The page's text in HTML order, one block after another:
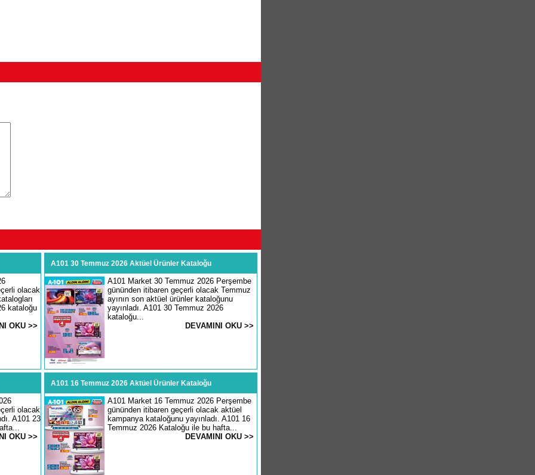
olacak
kataloğu
OKU >>
A101 30 Temmuz 2026 Aktüel Ürünler Kataloğu
A101 Market 30 Temmuz 2026 Perşembe
gününden itibaren geçerli olacak Temmuz
ayının son aktüel ürünler kataloğunu
yayınladı. A101 30 Temmuz 2026
kataloğu...
DEVAMINI OKU >>
olacak
A101 23
OKU >>
A101 16 Temmuz 2026 Aktüel Ürünler Kataloğu
A101 Market 16 Temmuz 2026 Perşembe
gününden itibaren geçerli olacak aktüel
kampanya kataloğunu yayınladı. A101 16
Temmuz 2026 Kataloğu ile bu hafta...
DEVAMINI OKU >>